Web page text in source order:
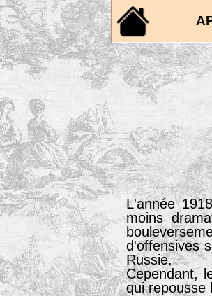
L'année
moins
d'offensives
Russie.
Cependant,
qui repousse